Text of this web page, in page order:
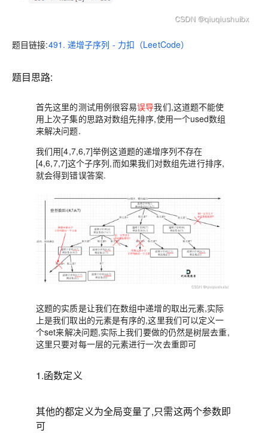
题目链接:491. 递增子序列 - 力扣（LeetCode）
题目思路:
首先这里的测试用例很容易误导我们,这道题不能使
用上次子集的思路对数组先排序,使用一个used数组
来解决问题.
我们用[4,7,6,7]举例这道题的递增序列不存在
[4,6,7,7]这个子序列,而如果我们对数组先进行排序,
就会得到错误答案.
这题的实质是让我们在数组中递增的取出元素,实际
上是我们取出的元素是有序的,这里我们可以定义一
个set来解决问题,实际上我们要做的仍然是树层去重,
这里只要对每一层的元素进行一次去重即可
1.函数定义
其他的都定义为全局变量了,只需这两个参数即
可